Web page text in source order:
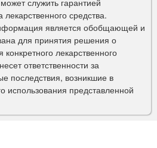
средства.
является обобщающей и
для принятия решения о
лекарственного
ответственности за
последствия, возникшие в
использования представленной